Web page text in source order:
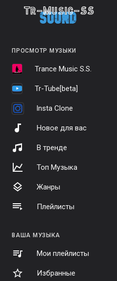
ПРОСМОТР МУЗЫКИ
Trance Music S.S.
Tr-Tube[beta]
Insta Clone
Новое для вас
В тренде
Топ Музыка
Жанры
Плейлисты
ВАША МУЗЫКА
Мои плейлисты
Избранные